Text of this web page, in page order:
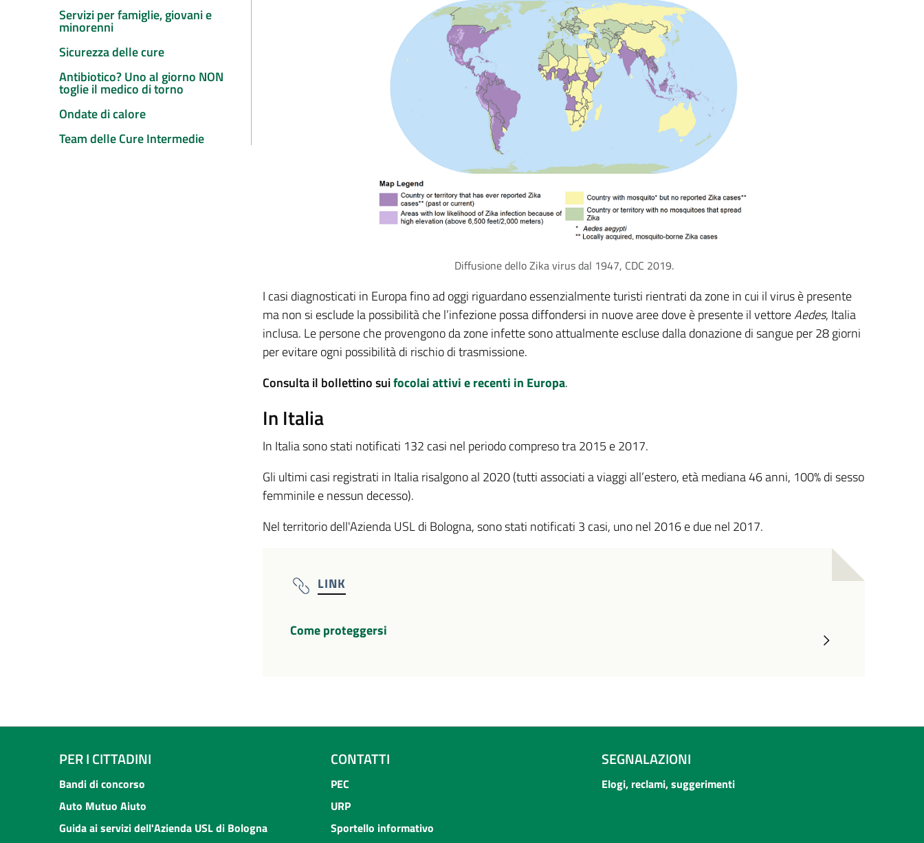
Servizi per famiglie, giovani e
minorenni
Sicurezza delle cure
Antibiotico? Uno al giorno NON
toglie il medico di torno
Ondate di calore
Team delle Cure Intermedie
Diffusione dello Zika virus dal 1947, CDC 2019.
I casi diagnosticati in Europa fino ad oggi riguardano essenzialmente turisti rientrati da zone in cui il virus è presente
ma non si esclude la possibilità che l’infezione possa diffondersi in nuove aree dove è presente il vettoreAedes, Italia
inclusa. Le persone che provengono da zone infette sono attualmente escluse dalla donazione di sangue per 28 giorni
per evitare ogni possibilità di rischio di trasmissione.
Consulta il bollettino suifocolai attivi e recenti in Europa.
In Italia
In Italia sono stati notificati 132 casi nel periodo compreso tra 2015 e 2017.
Gli ultimi casi registrati in Italia risalgono al 2020 (tutti associati a viaggi all’estero, età mediana 46 anni, 100% di sesso
femminile e nessun decesso).
Nel territorio dell'Azienda USL di Bologna, sono stati notificati 3 casi, uno nel 2016 e due nel 2017.
LINK
Come proteggersi
PER I CITTADINI
Bandi di concorso
Auto Mutuo Aiuto
Guida ai servizi dell'Azienda USL di Bologna
CONTATTI
PEC
URP
Sportello informativo
SEGNALAZIONI
Elogi, reclami, suggerimenti